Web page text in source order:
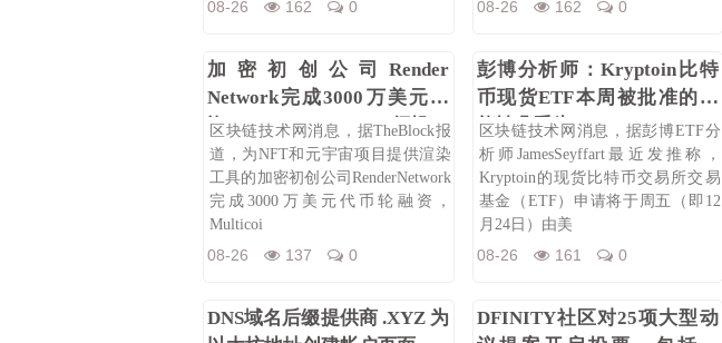
08-26 162 0 08-26 162 0
加密初创公司Render
Network完成3000万美元融
资，Multicoin Capital领投
区块链技术网消息，据TheBlock报
道，为NFT和元宇宙项目提供渲染
工具的加密初创公司RenderNetwork
完成3000万美元代币轮融资，
Multicoi
08-26 137 0
彭博分析师：Kryptoin比特
币现货ETF本周被批准的可
能性几乎为0%
区块链技术网消息，据彭博ETF分
析师JamesSeyffart最近发推称，
Kryptoin的现货比特币交易所交易
基金（ETF）申请将于周五（即12
月24日）由美
08-26 161 0
DNS域名后缀提供商 .XYZ 为
DFINITY社区对25项大型动